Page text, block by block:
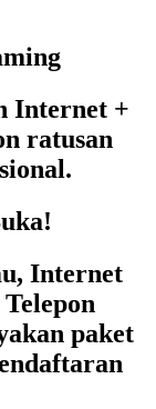
Internet +
ratusan
Internet
paket